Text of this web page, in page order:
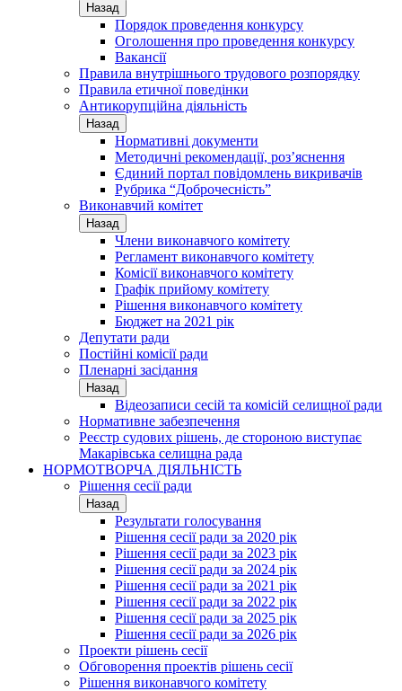
Назад
Порядок проведення конкурсу
Оголошення про проведення конкурсу
Вакансії
Правила внутрішнього трудового розпорядку
Правила етичної поведінки
Антикорупційна діяльність
Назад
Нормативні документи
Методичні рекомендації, роз’яснення
Єдиний портал повідомлень викривачів
Рубрика “Доброчесність”
Виконавчий комітет
Назад
Члени виконавчого комітету
Регламент виконавчого комітету
Комісії виконавчого комітету
Графік прийому комітету
Рішення виконавчого комітету
Бюджет на 2021 рік
Депутати ради
Постійні комісії ради
Пленарні засідання
Назад
Відеозаписи сесій та комісій селищної ради
Нормативне забезпечення
Реєстр судових рішень, де стороною виступає
Макарівська селищна рада
НОРМОТВОРЧА ДІЯЛЬНІСТЬ
Рішення сесії ради
Назад
Результати голосування
Рішення сесії ради за 2020 рік
Рішення сесії ради за 2023 рік
Рішення сесії ради за 2024 рік
Рішення сесії ради за 2021 рік
Рішення сесії ради за 2022 рік
Рішення сесії ради за 2025 рік
Рішення сесії ради за 2026 рік
Проекти рішень сесії
Обговорення проектів рішень сесії
Рішення виконавчого комітету